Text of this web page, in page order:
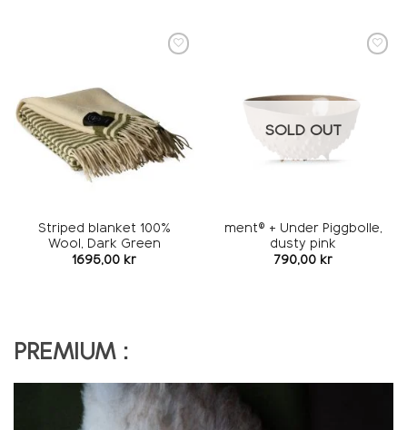
Striped blanket 100%
Wool, Dark Green
1695,00 kr
SOLD OUT
ment® + Under Piggbolle,
dusty pink
790,00 kr
PREMIUM :